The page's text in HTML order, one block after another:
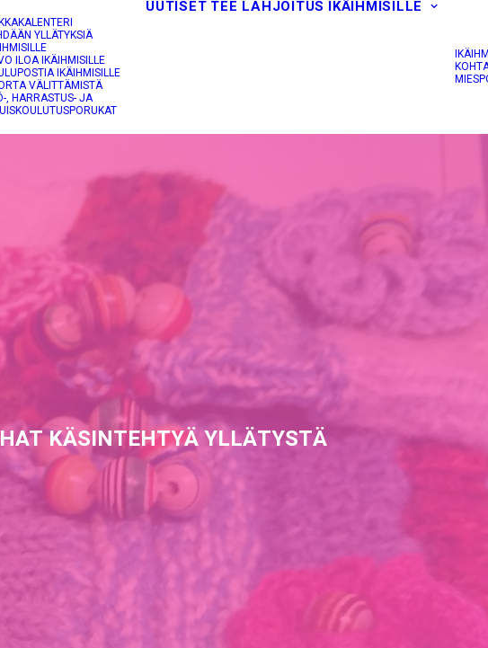
YLLÄTYKSIÄ
ILOA IKÄIHMISILLE
IKÄIHMISILLE
VÄLITTÄMISTÄ
, HARRASTUS- JA
UUTISET TEE LAHJOITUS IKÄIHMISILLE
KÄSINTEHTYÄ YLLÄTYSTÄ